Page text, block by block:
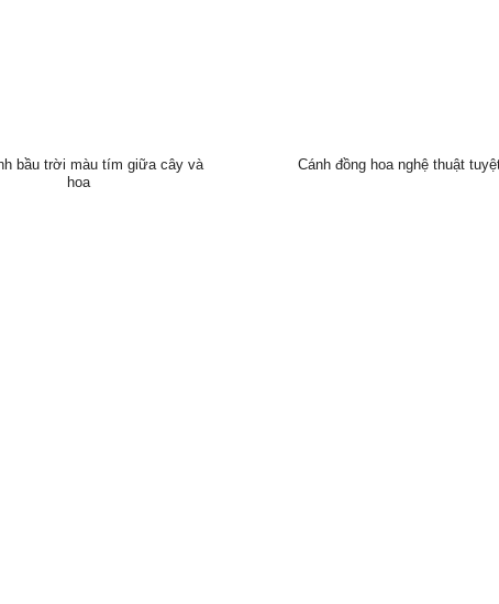
bầu trời màu tím giữa cây và
hoa
Cánh đồng hoa nghệ thuật